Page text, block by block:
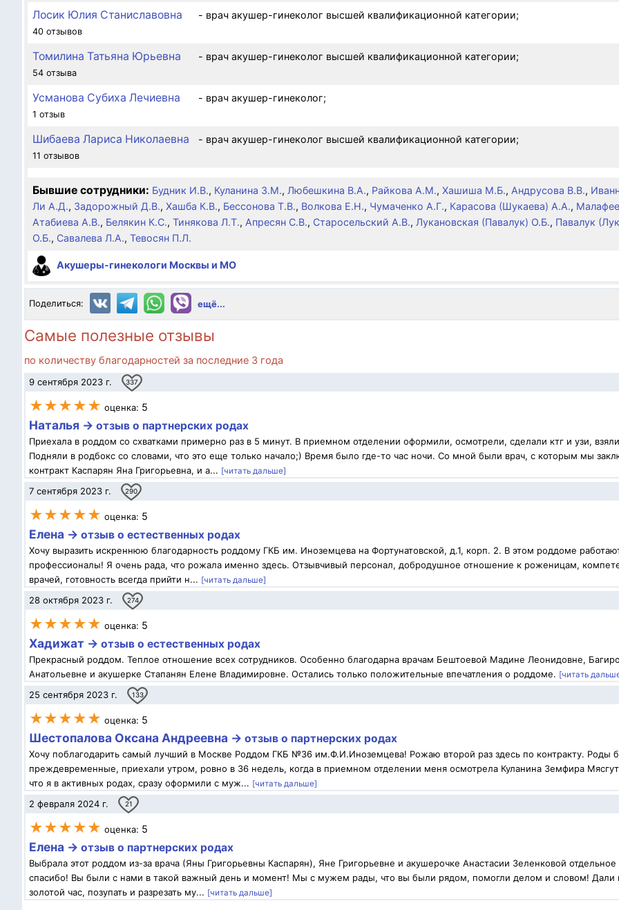
Лосик Юлия Станиславовна
40 отзывов
- врач акушер-гинеколог высшей квалификационной категории;
Томилина Татьяна Юрьевна
54 отзыва
- врач акушер-гинеколог высшей квалификационной категории;
Усманова Субиха Лечиевна
1 отзыв
- врач акушер-гинеколог;
Шибаева Лариса Николаевна
11 отзывов
- врач акушер-гинеколог высшей квалификационной категории;
Бывшие сотрудники: Будник И.В., Куланина З.М., Любешкина В.А., Райкова А.М., Хашиша М.Б., Андрусова В.В.,
Ли А.Д., Задорожный Д.В., Хашба К.В., Бессонова Т.В., Волкова Е.Н., Чумаченко А.Г., Карасова (Шукаева) А.А.,
Атабиева А.В., Белякин К.С., Тинякова Л.Т., Апресян С.В., Старосельский А.В., Лукановская (Павалук) О.Б., Павалук
О.Б., Савалева Л.А., Тевосян П.Л.
Акушеры-гинекологи Москвы и МО
Поделиться: ещё...
Самые полезные отзывы
по количеству благодарностей за последние 3 года
9 сентября 2023 г. 337
★★★★★ оценка: 5
Наталья → отзыв о партнерских родах
Приехала в роддом со схватками примерно раз в 5 минут. В приемном отделении оформили, осмотрели, сделали ктг и узи,
Подняли в родбокс со словами, что это еще только начало;) Время было где-то час ночи. Со мной были врач, с которым мы
контракт Каспарян Яна Григорьевна, и а... [читать дальше]
7 сентября 2023 г. 290
★★★★★ оценка: 5
Елена → отзыв о естественных родах
Хочу выразить искреннюю благодарность роддому ГКБ им. Иноземцева на Фортунатовской, д.1, корп. 2. В этом роддоме
профессионалы! Я очень рада, что рожала именно здесь. Отзывчивый персонал, добродушное отношение к роженицам,
врачей, готовность всегда прийти н... [читать дальше]
28 октября 2023 г. 274
★★★★★ оценка: 5
Хадижат → отзыв о естественных родах
Прекрасный роддом. Теплое отношение всех сотрудников. Особенно благодарна врачам Бештоевой Мадине Леонидовне,
Анатольевне и акушерке Стапанян Елене Владимировне. Остались только положительные впечатления о роддоме. [читать
25 сентября 2023 г. 133
★★★★★ оценка: 5
Шестопалова Оксана Андреевна → отзыв о партнерских родах
Хочу поблагодарить самый лучший в Москве Роддом ГКБ №36 им.Ф.И.Иноземцева! Рожаю второй раз здесь по контракту. Роды
преждевременные, приехали утром, ровно в 36 недель, когда в приемном отделении меня осмотрела Куланина Земфира
что я в активных родах, сразу оформили с муж... [читать дальше]
2 февраля 2024 г. 21
★★★★★ оценка: 5
Елена → отзыв о партнерских родах
Выбрала этот роддом из-за врача (Яны Григорьевны Каспарян), Яне Григорьевне и акушерочке Анастасии Зеленковой
спасибо! Вы были с нами в такой важный день и момент! Мы с мужем рады, что вы были рядом, помогли делом и словом! Дали
золотой час, позупать и разрезать му... [читать дальше]